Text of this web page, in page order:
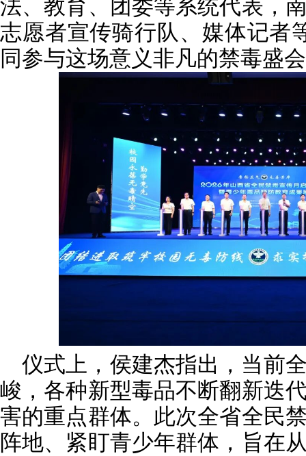
法、教育、团委等系统代表，
志愿者宣传骑行队、媒体记者
同参与这场意义非凡的禁毒盛
仪式上，侯建杰指出，当前
峻，各种新型毒品不断翻新迭
害的重点群体。此次全省全民
阵地、紧盯青少年群体，旨在